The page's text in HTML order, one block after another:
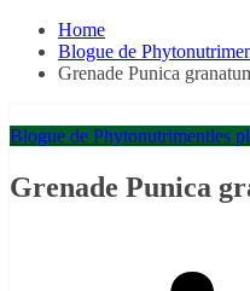
Home
Blogue de
Grenade Punica
Blogue de Phytonutrimentles
Grenade Punica